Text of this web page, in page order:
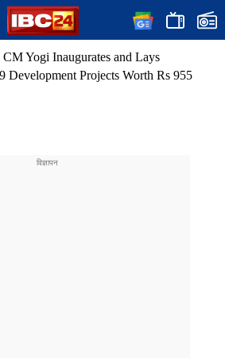
CM Yogi Inaugurates and Lays
Development Projects Worth Rs 955